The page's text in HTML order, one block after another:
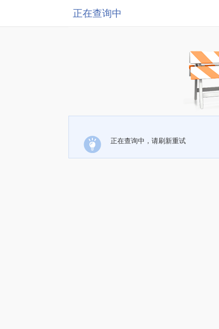
正在查询中
正在查询中，请刷新重试